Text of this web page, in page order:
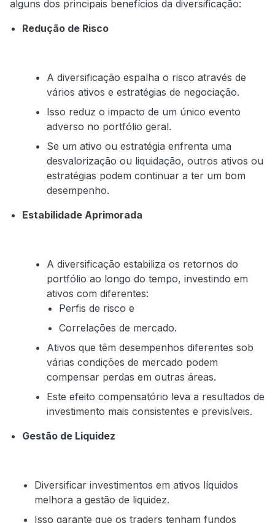
alguns dos principais benefícios da diversificação:
Redução de Risco
A diversificação espalha o risco através de
vários ativos e estratégias de negociação.
Isso reduz o impacto de um único evento
adverso no portfólio geral.
Se um ativo ou estratégia enfrenta uma
desvalorização ou liquidação, outros ativos ou
estratégias podem continuar a ter um bom
desempenho.
Estabilidade Aprimorada
A diversificação estabiliza os retornos do
portfólio ao longo do tempo, investindo em
ativos com diferentes:
Perfis de risco e
Correlações de mercado.
Ativos que têm desempenhos diferentes sob
várias condições de mercado podem
compensar perdas em outras áreas.
Este efeito compensatório leva a resultados de
investimento mais consistentes e previsíveis.
Gestão de Liquidez
Diversificar investimentos em ativos líquidos
melhora a gestão de liquidez.
Isso garante que os traders tenham fundos